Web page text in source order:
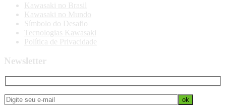
Kawasaki no Brasil
Kawasaki no Mundo
Símbolo do Desafio
Tecnologias Kawasaki
Política de Privacidade
Newsletter